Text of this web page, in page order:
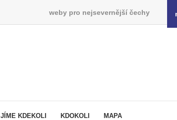
weby pro nejsevernější čechy
JÍME KDEKOLI KDOKOLI MAPA